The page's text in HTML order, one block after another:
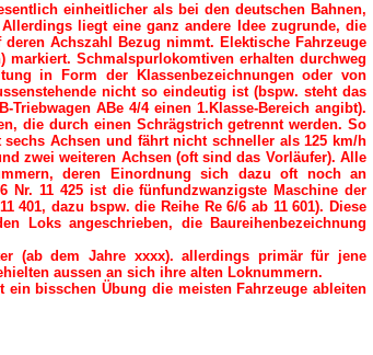
einheitlicher als bei den deutschen Bahnen,
liegt eine ganz andere Idee zugrunde, die
Achszahl Bezug nimmt. Elektische Fahrzeuge
markiert. Schmalspurlokomtiven erhalten durchweg
in Form der Klassenbezeichnungen oder von
nicht so eindeutig ist (bspw. steht das
ABe 4/4 einen 1.Klasse-Bereich angibt).
die durch einen Schrägstrich getrennt werden. So
Achsen und fährt nicht schneller als 125 km/h
zwei weiteren Achsen (oft sind das Vorläufer). Alle
deren Einordnung sich dazu oft noch an
Nr. 11 425 ist die fünfundzwanzigste Maschine der
401, dazu bspw. die Reihe Re 6/6 ab 11 601). Diese
Loks angeschrieben, die Baureihenbezeichnung
(ab dem Jahre xxxx). allerdings primär für jene
aussen an sich ihre alten Loknummern.
bisschen Übung die meisten Fahrzeuge ableiten